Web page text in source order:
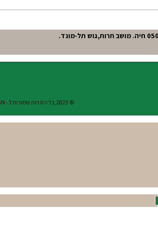
© 2023,כל הזכויות שמורות ל - TANGO DESIGN / קידום ובניית האתר RAVENMEDIA.CO.IL